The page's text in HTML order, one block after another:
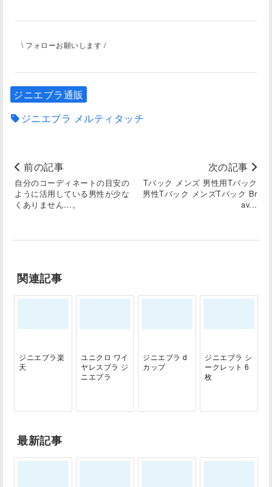
\ フォローお願いします /
ジニエブラ通販
ジニエブラ メルティタッチ
前の記事
自分のコーディネートの目安の
ように活用している男性が少な
くありません…。
次の記事
Tバック メンズ 男性用Tバック
男性Tバック メンズTバック Br
av...
関連記事
ジニエブラ楽
天
ユニクロ ワイ
ヤレスブラ ジ
ニエブラ
ジニエブラ d
カップ
ジニエブラ シ
ークレット 6
枚
最新記事